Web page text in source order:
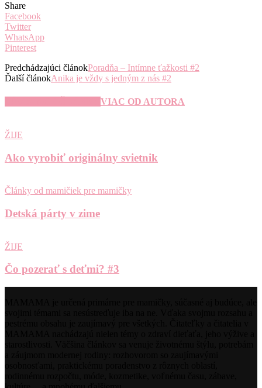
Share
Facebook
Twitter
WhatsApp
Pinterest
Predchádzajúci článokPoradňa – Intímne ťažkosti #2
Ďalší článokAnika je vždy s jedným z nás #2
VIAC OD AUTORA
ŽIJE
Ako vyrobiť originálny svietnik
Články od mamičiek pre mamičky
Detská párty v zime
ŽIJE
Čo pozerať s deťmi? #3